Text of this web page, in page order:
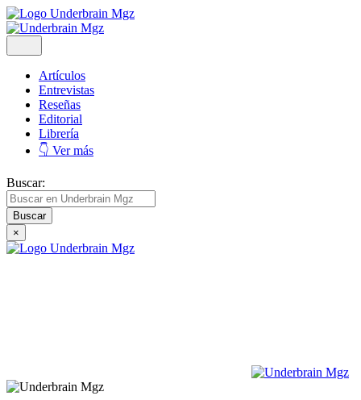
Artículos
Entrevistas
Reseñas
Editorial
Librería
👇 Ver más
Buscar:
×